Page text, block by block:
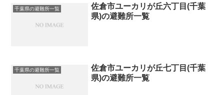
千葉県の避難所一覧
佐倉市ユーカリが丘六丁目(千葉
県)の避難所一覧
千葉県の避難所一覧
佐倉市ユーカリが丘七丁目(千葉
県)の避難所一覧